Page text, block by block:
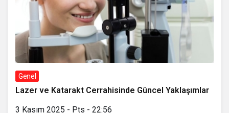
Genel
Lazer ve Katarakt Cerrahisinde Güncel Yaklaşımlar
3 Kasım 2025 - Pts - 22:56